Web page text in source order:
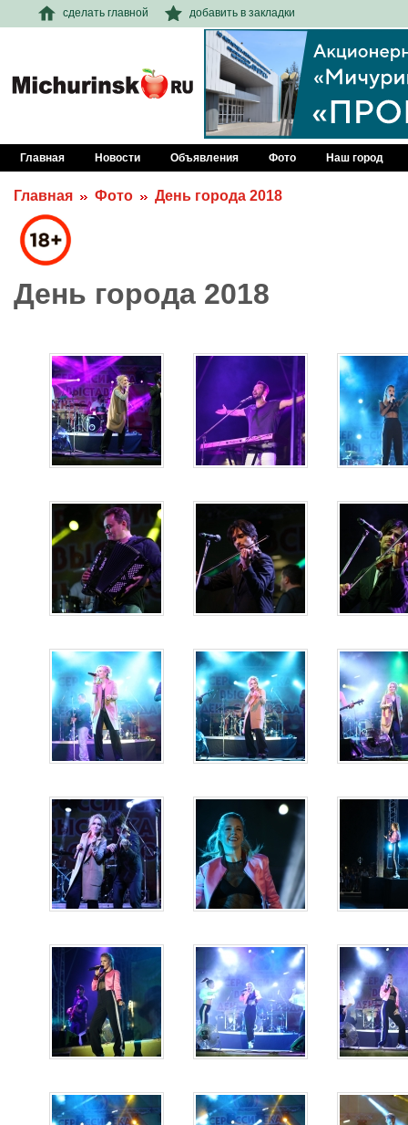
сделать главной добавить в закладки
Главная Новости Объявления Фото Наш город
Главная Фото День города 2018
День города 2018